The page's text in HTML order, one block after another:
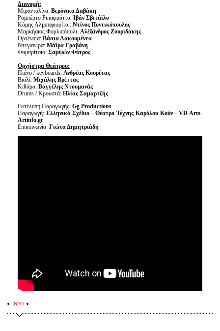
Διανομή:
Μιραντολίνα: Βερόνικα Δαβάκη
Ρομπέρτο Ριπαφράττα:Ιβάν Σβιτάϊλο
Κόμης Αλμπαφιορίτα : Ντίνος Ποντικόπουλος
Μαρκήσιος Φορλιπόπολι: Αλέξανδρος Ζουριδάκης
Ορτένσια: Βάσια Λακουμέντα
Ντεγιανίρα: Μάϊρα Γραβάνη
Φαμπρίτσιο: Σαμψών Φύτρος
Ορχήστρα Θεάτρου:
Πιάνο / keyboards:Ανδρέας Κουρέτας
Βιολί: Μιχάλης Βρέττας
Κιθάρα:Βαγγέλης Ντουμανάς
Drums / Κρουστά:Ηλίας Σαμαρτζής
Εκτέλεση Παραγωγής: Gg Productions
Παραγωγή: Ελληνικό Σχέδιο - Θέατρο Τέχνης Καρόλου Κούν -VD Arts-
Artinfo.gr
Επικοινωνία: Γιώτα Δημητριάδη
INFO